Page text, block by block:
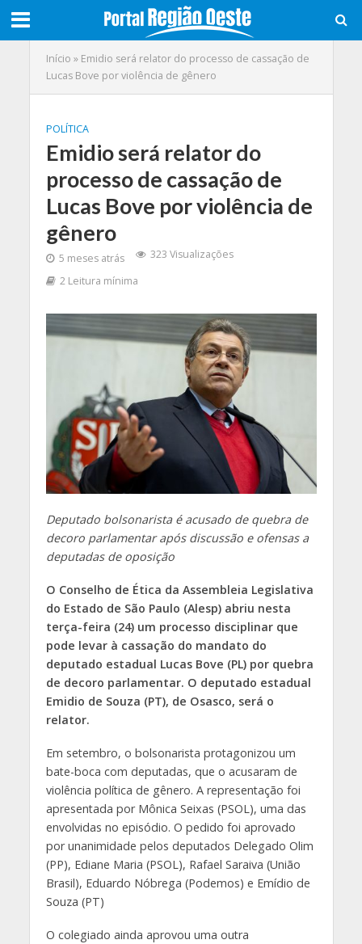
Início » Emidio será relator do processo de cassação de
Lucas Bove por violência de gênero
POLÍTICA
Emidio será relator do
processo de cassação de
Lucas Bove por violência de
gênero
5 meses atrás
323 Visualizações
2 Leitura mínima
Deputado bolsonarista é acusado de quebra de
decoro parlamentar após discussão e ofensas a
deputadas de oposição
O Conselho de Ética da Assembleia Legislativa
do Estado de São Paulo (Alesp) abriu nesta
terça-feira (24) um processo disciplinar que
pode levar à cassação do mandato do
deputado estadual Lucas Bove (PL) por quebra
de decoro parlamentar. O deputado estadual
Emidio de Souza (PT), de Osasco, será o
relator.
Em setembro, o bolsonarista protagonizou um
bate-boca com deputadas, que o acusaram de
violência política de gênero. A representação foi
apresentada por Mônica Seixas (PSOL), uma das
envolvidas no episódio. O pedido foi aprovado
por unanimidade pelos deputados Delegado Olim
(PP), Ediane Maria (PSOL), Rafael Saraiva (União
Brasil), Eduardo Nóbrega (Podemos) e Emídio de
Souza (PT)
O colegiado ainda aprovou uma outra